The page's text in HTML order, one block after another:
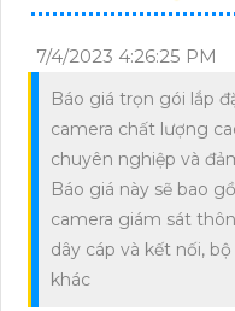
7/4/2023 4:26:25 PM
Báo giá trọn gói lắp
camera chất lượng
chuyên nghiệp và
Báo giá này sẽ bao
camera giám sát
dây cáp và kết nối,
khác